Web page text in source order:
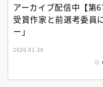
アーカイブ配信中【第
受賞作家と前選考委員
ー」
2026.01.30